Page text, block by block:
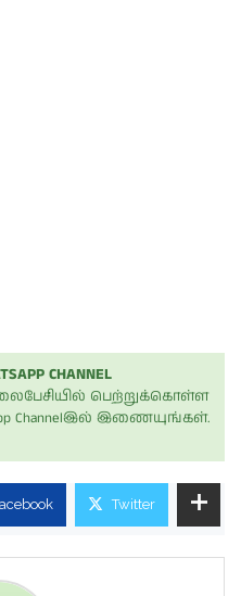
CHANNEL
பெற்றுக்கொள்ள
Channelஇல் இணையுங்கள்.
Twitter